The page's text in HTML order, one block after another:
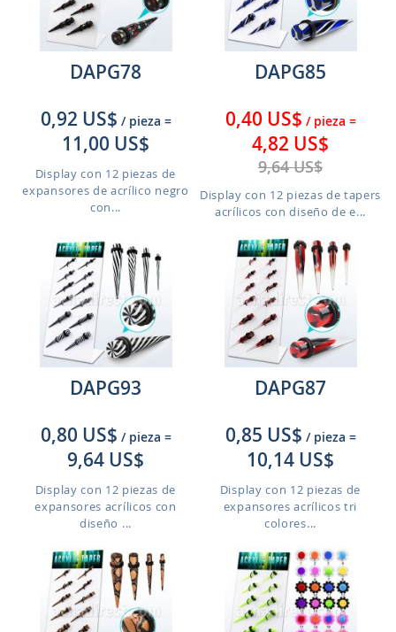
DAPG78
0,92 US$ / pieza =
11,00 US$
Display con 12 piezas de
expansores de acrílico negro
con...
DAPG85
0,40 US$ / pieza =
4,82 US$
9,64 US$
Display con 12 piezas de tapers
acrílicos con diseño de e...
DAPG93
0,80 US$ / pieza =
9,64 US$
Display con 12 piezas de
expansores acrílicos con
diseño ...
DAPG87
0,85 US$ / pieza =
10,14 US$
Display con 12 piezas de
expansores acrílicos tri
colores...